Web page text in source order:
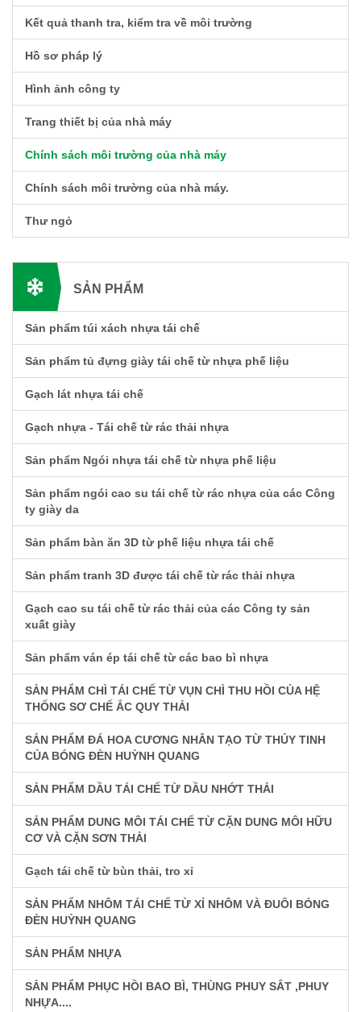
Kết quả thanh tra, kiểm tra về môi trường
Hồ sơ pháp lý
Hình ảnh công ty
Trang thiết bị của nhà máy
Chính sách môi trường của nhà máy
Chính sách môi trường của nhà máy.
Thư ngỏ
SẢN PHẨM
Sản phẩm túi xách nhựa tái chế
Sản phẩm tủ đựng giày tái chế từ nhựa phế liệu
Gạch lát nhựa tái chế
Gạch nhựa - Tái chế từ rác thải nhựa
Sản phẩm Ngói nhựa tái chế từ nhựa phế liệu
Sản phẩm ngói cao su tái chế từ rác nhựa của các Công
ty giày da
Sản phẩm bàn ăn 3D từ phế liệu nhựa tái chế
Sản phẩm tranh 3D được tái chế từ rác thải nhựa
Gạch cao su tái chế từ rác thải của các Công ty sản
xuất giày
Sản phẩm ván ép tái chế từ các bao bì nhựa
SẢN PHẨM CHÌ TÁI CHẾ TỪ VỤN CHÌ THU HỒI CỦA HỆ
THỐNG SƠ CHẾ ẮC QUY THẢI
SẢN PHẨM ĐÁ HOA CƯƠNG NHÂN TẠO TỪ THỦY TINH
CỦA BÓNG ĐÈN HUỲNH QUANG
SẢN PHẨM DẦU TÁI CHẾ TỪ DẦU NHỚT THẢI
SẢN PHẨM DUNG MÔI TÁI CHẾ TỪ CẶN DUNG MÔI HỮU
CƠ VÀ CẶN SƠN THẢI
Gạch tái chế từ bùn thải, tro xỉ
SẢN PHẨM NHÔM TÁI CHẾ TỪ XỈ NHÔM VÀ ĐUÔI BÓNG
ĐÈN HUỲNH QUANG
SẢN PHẨM NHỰA
SẢN PHẨM PHỤC HỒI BAO BÌ, THÙNG PHUY SẮT ,PHUY
NHỰA....